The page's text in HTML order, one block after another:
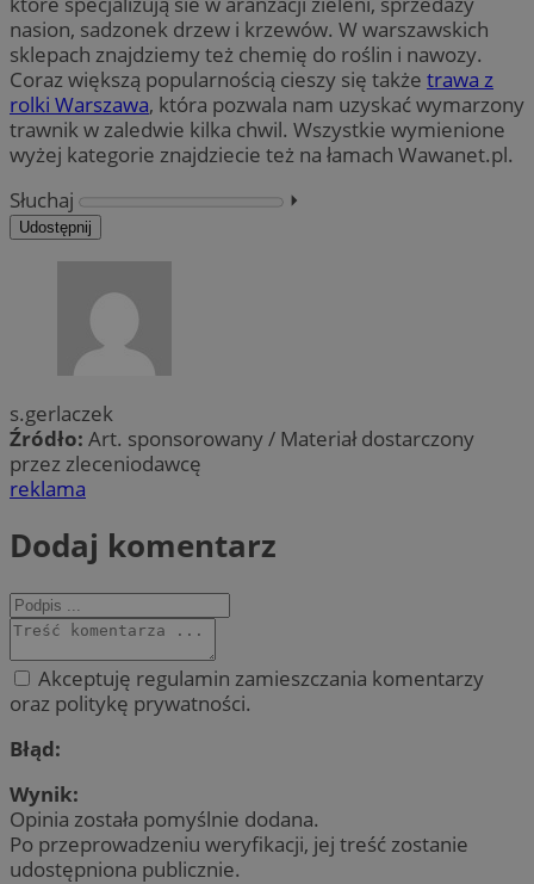
nasion, sadzonek drzew i krzewów. W warszawskich
sklepach znajdziemy też chemię do roślin i nawozy.
Coraz większą popularnością cieszy się także trawa z
rolki Warszawa, która pozwala nam uzyskać wymarzony
trawnik w zaledwie kilka chwil. Wszystkie wymienione
wyżej kategorie znajdziecie też na łamach Wawanet.pl.
Słuchaj
⏵︎
Udostępnij
s.gerlaczek
Źródło: Art. sponsorowany / Materiał dostarczony
przez zleceniodawcę
reklama
Dodaj komentarz
Akceptuję regulamin zamieszczania komentarzy
oraz politykę prywatności.
Błąd:
Wynik:
Opinia została pomyślnie dodana.
Po przeprowadzeniu weryfikacji, jej treść zostanie
udostępniona publicznie.